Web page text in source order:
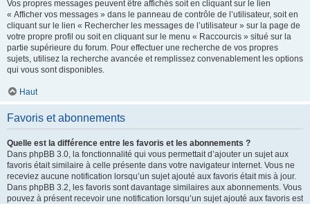
Vos propres messages peuvent être affichés soit en cliquant sur le lien
« Afficher vos messages » dans le panneau de contrôle de l’utilisateur, soit en
cliquant sur le lien « Rechercher les messages de l’utilisateur » sur la page de
votre propre profil ou soit en cliquant sur le menu « Raccourcis » situé sur la
partie supérieure du forum. Pour effectuer une recherche de vos propres
sujets, utilisez la recherche avancée et remplissez convenablement les options
qui vous sont disponibles.
Haut
Favoris et abonnements
Quelle est la différence entre les favoris et les abonnements ?
Dans phpBB 3.0, la fonctionnalité qui vous permettait d’ajouter un sujet aux
favoris était similaire à celle présente dans votre navigateur internet. Vous ne
receviez aucune notification lorsqu’un sujet ajouté aux favoris était mis à jour.
Dans phpBB 3.2, les favoris sont davantage similaires aux abonnements. Vous
pouvez à présent recevoir une notification lorsqu’un sujet ajouté aux favoris est